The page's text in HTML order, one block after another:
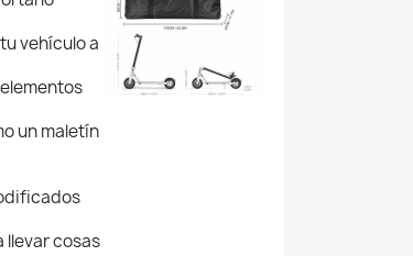
vehículo a
un maletín
llevar cosas